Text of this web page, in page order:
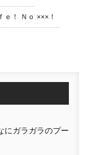
ｅ！ Ｎｏ ×××！
にガラガラのプー